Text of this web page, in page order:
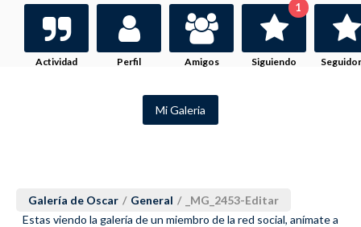
Actividad Perfil Amigos Siguiendo
1
Mi Galeria
Galería de Oscar / General /
_MG_2453-Editar
Estas viendo la galería de un miembro de la red social, anímate a